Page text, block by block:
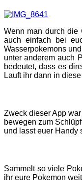
Wenn man durch die
auch einfach bei
Wasserpokemons
unter anderem auch
bedeutet, dass es
Lauft ihr dann in
Zweck dieser App
bewegen zum
und lasst euer Handy
Sammelt so viele
ihr eure Pokemon